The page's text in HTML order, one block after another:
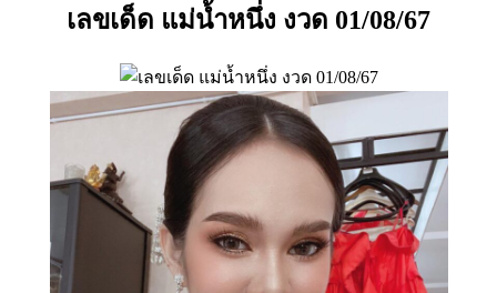
เลขเด็ด แม่น้ำหนึ่ง งวด 01/08/67